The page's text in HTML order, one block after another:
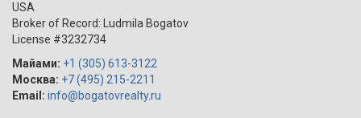
USA
Broker of Record: Ludmila Bogatov
License #3232734
Майами: +1 (305) 613-3122
Москва: +7 (495) 215-2211
Email: info@bogatovrealty.ru